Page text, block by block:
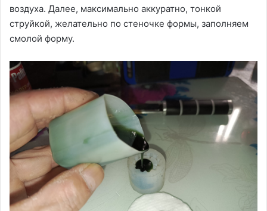
воздуха. Далее, максимально аккуратно, тонкой
струйкой, желательно по стеночке формы, заполняем
смолой форму.